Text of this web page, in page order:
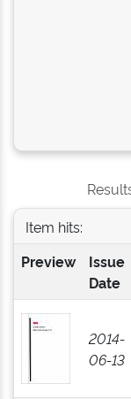
Item hits:
Preview
Issue
Date
2014-
06-13